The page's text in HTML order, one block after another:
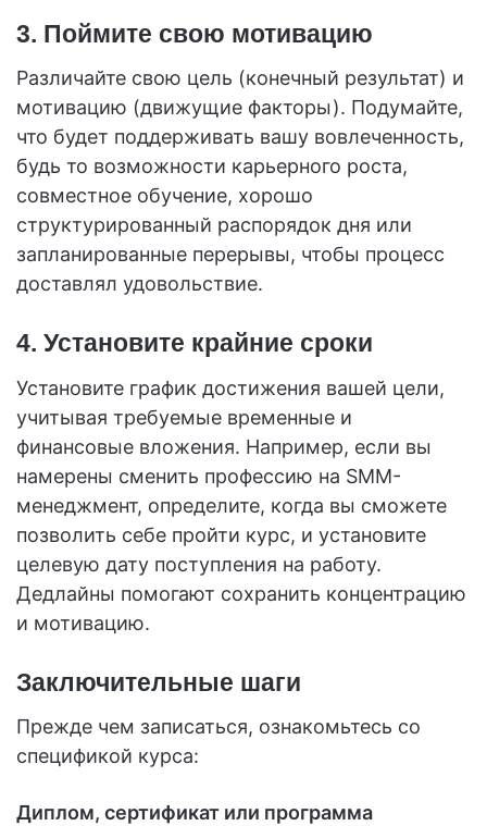
3. Поймите свою мотивацию
Различайте свою цель (конечный результат) и
мотивацию (движущие факторы). Подумайте,
что будет поддерживать вашу вовлеченность,
будь то возможности карьерного роста,
совместное обучение, хорошо
структурированный распорядок дня или
запланированные перерывы, чтобы процесс
доставлял удовольствие.
4. Установите крайние сроки
Установите график достижения вашей цели,
учитывая требуемые временные и
финансовые вложения. Например, если вы
намерены сменить профессию на SMM-
менеджмент, определите, когда вы сможете
позволить себе пройти курс, и установите
целевую дату поступления на работу.
Дедлайны помогают сохранить концентрацию
и мотивацию.
Заключительные шаги
Прежде чем записаться, ознакомьтесь со
спецификой курса:
Диплом, сертификат или программа